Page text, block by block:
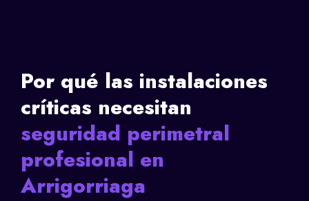
Por qué las instalaciones
críticas necesitan
seguridad perimetral
profesional en
Arrigorriaga